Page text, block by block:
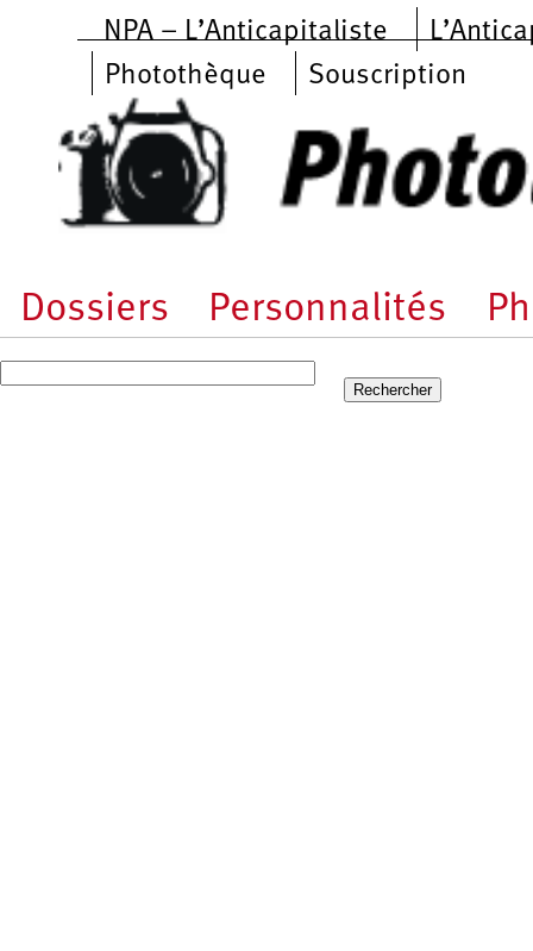
Aller au contenu principal
NPA – L’Anticapitaliste
Photothèque
Souscription
Dossiers Personnalités